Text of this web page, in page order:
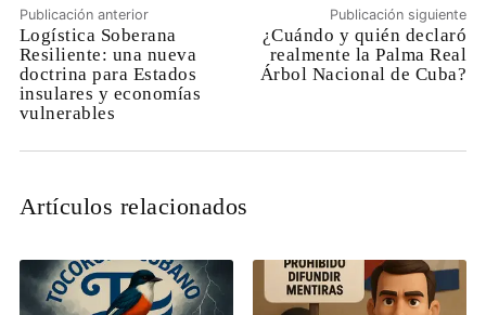
Publicación anterior
Logística Soberana
Resiliente: una nueva
doctrina para Estados
insulares y economías
vulnerables
Publicación siguiente
¿Cuándo y quién declaró
realmente la Palma Real
Árbol Nacional de Cuba?
Artículos relacionados